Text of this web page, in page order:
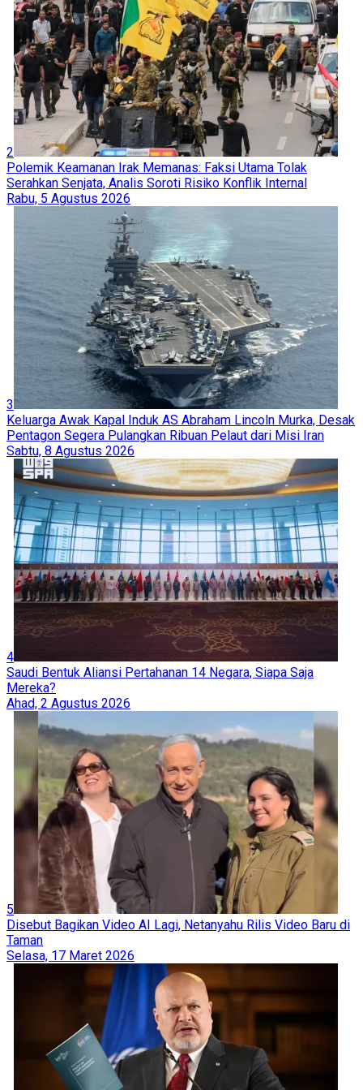
2
Polemik Keamanan Irak Memanas: Faksi Utama Tolak
Serahkan Senjata, Analis Soroti Risiko Konflik Internal
Rabu, 5 Agustus 2026
3
Keluarga Awak Kapal Induk AS Abraham Lincoln Murka, Desak
Pentagon Segera Pulangkan Ribuan Pelaut dari Misi Iran
Sabtu, 8 Agustus 2026
4
Saudi Bentuk Aliansi Pertahanan 14 Negara, Siapa Saja
Mereka?
Ahad, 2 Agustus 2026
5
Disebut Bagikan Video AI Lagi, Netanyahu Rilis Video Baru di
Taman
Selasa, 17 Maret 2026